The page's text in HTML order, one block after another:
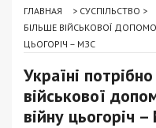
ГЛАВНАЯ > СУСПІЛЬСТВО >
БІЛЬШЕ ВІЙСЬКОВОЇ
ЦЬОГОРІЧ – МЗС
Україні
військової
війну цьогоріч